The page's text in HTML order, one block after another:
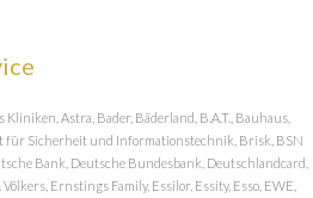
Kliniken, Astra, Bader, Bäderland, B.A.T., Bauhaus,
für Sicherheit und Informationstechnik, Brisk, BSN
Bank, Deutsche Bundesbank, Deutschlandcard,
Ernstings Family, Essilor, Essity, Esso, EWE,